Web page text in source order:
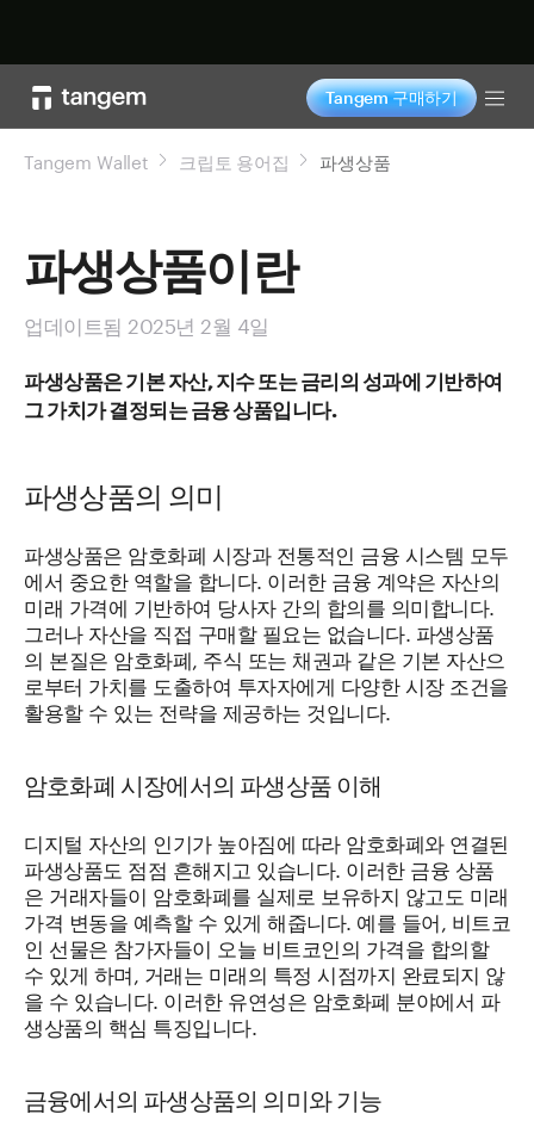
Tangem 구매하기
Tangem Wallet 크립토 용어집 파생상품
파생상품이란
업데이트됨 2025년 2월 4일
파생상품은 기본 자산, 지수 또는 금리의 성과에 기반하여
그 가치가 결정되는 금융 상품입니다.
파생상품의 의미
파생상품은 암호화폐 시장과 전통적인 금융 시스템 모두
에서 중요한 역할을 합니다. 이러한 금융 계약은 자산의
미래 가격에 기반하여 당사자 간의 합의를 의미합니다.
그러나 자산을 직접 구매할 필요는 없습니다. 파생상품
의 본질은 암호화폐, 주식 또는 채권과 같은 기본 자산으
로부터 가치를 도출하여 투자자에게 다양한 시장 조건을
활용할 수 있는 전략을 제공하는 것입니다.
암호화폐 시장에서의 파생상품 이해
디지털 자산의 인기가 높아짐에 따라 암호화폐와 연결된
파생상품도 점점 흔해지고 있습니다. 이러한 금융 상품
은 거래자들이 암호화폐를 실제로 보유하지 않고도 미래
가격 변동을 예측할 수 있게 해줍니다. 예를 들어, 비트코
인 선물은 참가자들이 오늘 비트코인의 가격을 합의할
수 있게 하며, 거래는 미래의 특정 시점까지 완료되지 않
을 수 있습니다. 이러한 유연성은 암호화폐 분야에서 파
생상품의 핵심 특징입니다.
금융에서의 파생상품의 의미와 기능